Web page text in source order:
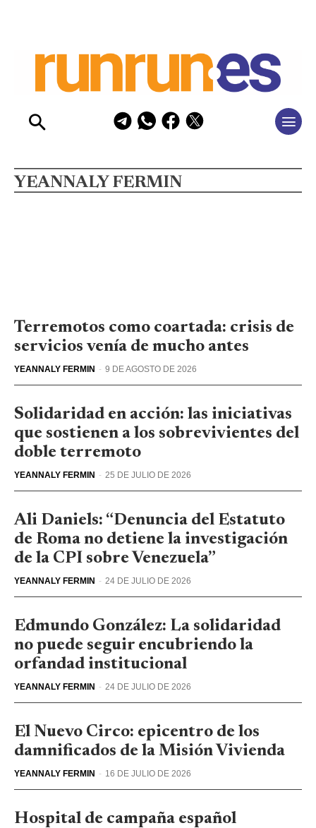
YEANNALY FERMIN
Terremotos como coartada: crisis de
servicios venía de mucho antes
YEANNALY FERMIN - 9 DE AGOSTO DE 2026
Solidaridad en acción: las iniciativas
que sostienen a los sobrevivientes del
doble terremoto
YEANNALY FERMIN - 25 DE JULIO DE 2026
Ali Daniels: “Denuncia del Estatuto
de Roma no detiene la investigación
de la CPI sobre Venezuela”
YEANNALY FERMIN - 24 DE JULIO DE 2026
Edmundo González: La solidaridad
no puede seguir encubriendo la
orfandad institucional
YEANNALY FERMIN - 24 DE JULIO DE 2026
El Nuevo Circo: epicentro de los
damnificados de la Misión Vivienda
YEANNALY FERMIN - 16 DE JULIO DE 2026
Hospital de campaña español